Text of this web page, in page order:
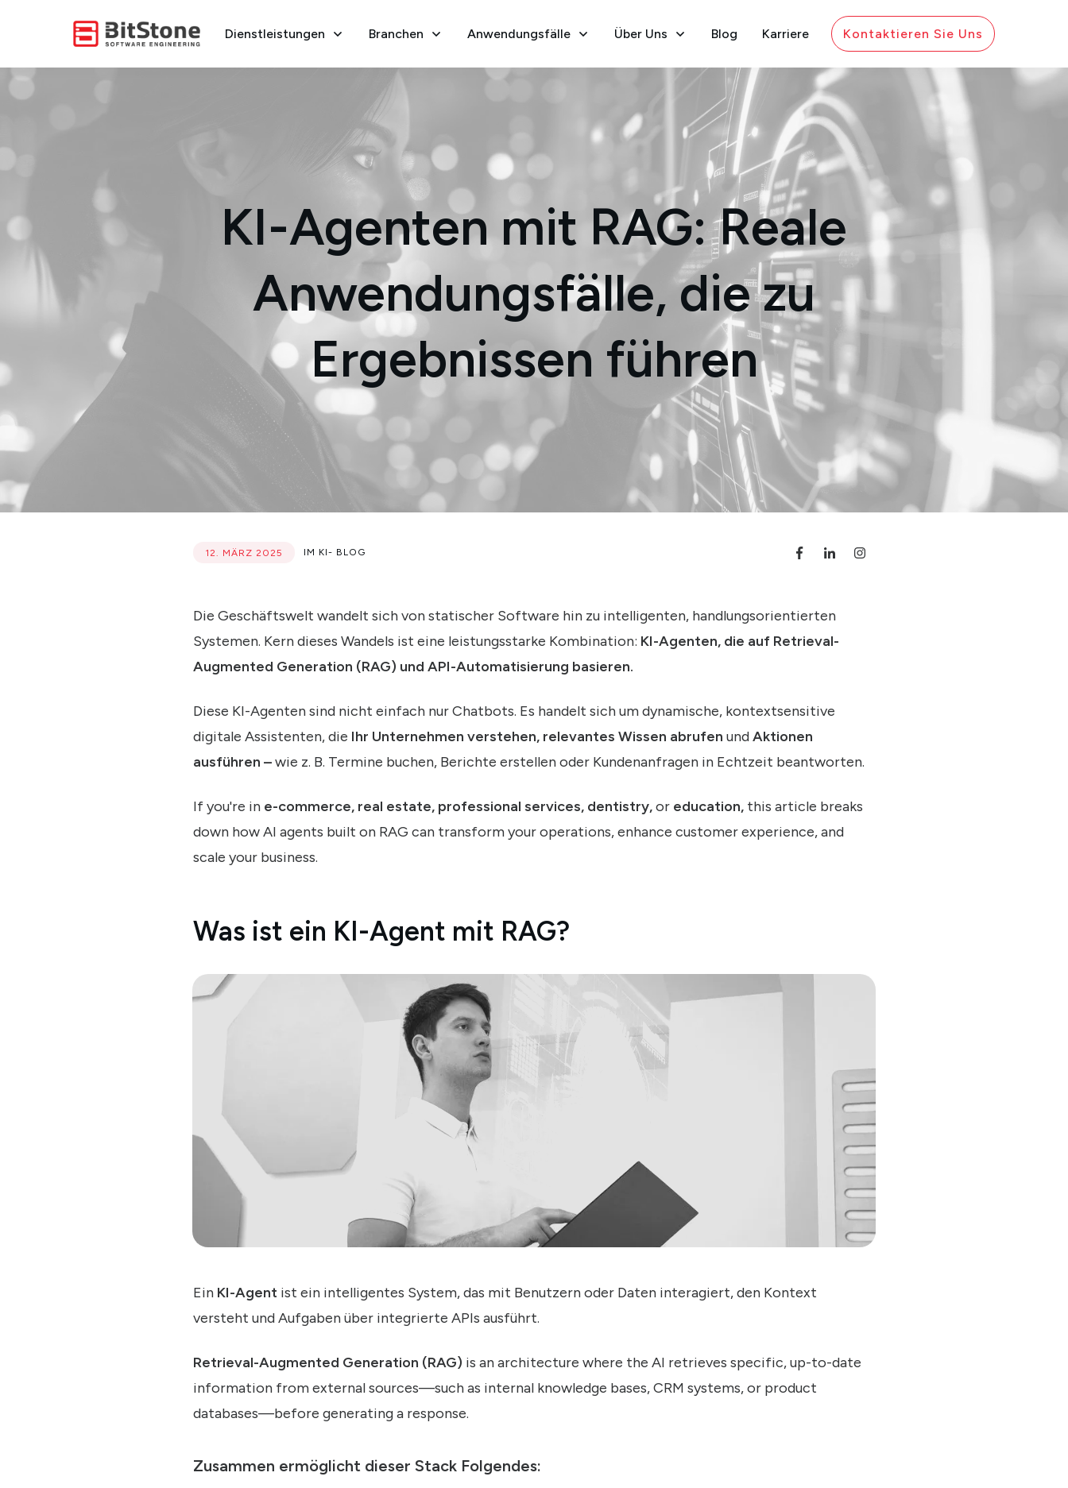
Dienstleistungen Branchen Anwendungsfälle Über Uns Blog Karriere Kontaktieren Sie Uns
KI-Agenten mit RAG: Reale
Anwendungsfälle, die zu
Ergebnissen führen
12. MÄRZ 2025 IM KI- BLOG
Die Geschäftswelt wandelt sich von statischer Software hin zu intelligenten, handlungsorientierten
Systemen. Kern dieses Wandels ist eine leistungsstarke Kombination: KI-Agenten, die auf Retrieval-
Augmented Generation (RAG) und API-Automatisierung basieren.
Diese KI-Agenten sind nicht einfach nur Chatbots. Es handelt sich um dynamische, kontextsensitive
digitale Assistenten, die Ihr Unternehmen verstehen, relevantes Wissen abrufen undAktionen
ausführen –wie z. B. Termine buchen, Berichte erstellen oder Kundenanfragen in Echtzeit beantworten.
If you're in e-commerce, real estate, professional services, dentistry,or education, this article breaks
down how AI agents built on RAG can transform your operations, enhance customer experience, and
scale your business.
Was ist ein KI-Agent mit RAG?
Ein KI-Agent ist ein intelligentes System, das mit Benutzern oder Daten interagiert, den Kontext
versteht und Aufgaben über integrierte APIs ausführt.
Retrieval-Augmented Generation (RAG) is an architecture where the AI retrieves specific, up-to-date
information from external sources—such as internal knowledge bases, CRM systems, or product
databases—before generating a response.
Zusammen ermöglicht dieser Stack Folgendes: